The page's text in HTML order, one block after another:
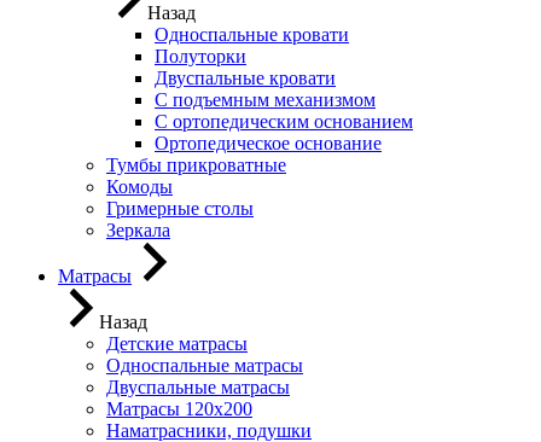
Назад
Односпальные кровати
Полуторки
Двуспальные кровати
С подъемным механизмом
С ортопедическим основанием
Ортопедическое основание
Тумбы прикроватные
Комоды
Гримерные столы
Зеркала
Матрасы
Назад
Детские матрасы
Односпальные матрасы
Двуспальные матрасы
Матрасы 120х200
Наматрасники, подушки